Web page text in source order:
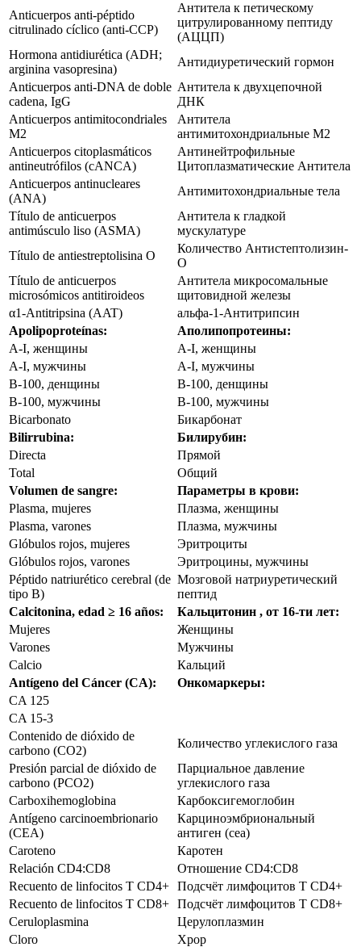
Anticuerpos anti-péptido
citrulinado cíclico (anti-CCP)
Антитела к петическому
цитрулированному пептиду
(АЦЦП)
Hormona antidiurética (ADH;
arginina vasopresina)
Антидиуретический гормон
Anticuerpos anti-DNA de doble
cadena, IgG
Антитела к двухцепочной
ДНК
Anticuerpos antimitocondriales
M2
Антитела
антимитохондриальные M2
Anticuerpos citoplasmáticos
antineutrófilos (cANCA)
Антинейтрофильные
Цитоплазматические Антитела
Anticuerpos antinucleares
(ANA)
Антимитохондриальные тела
Título de anticuerpos
antimúsculo liso (ASMA)
Антитела к гладкой
мускулатуре
Título de antiestreptolisina O
Количество Антистептолизин-
О
Título de anticuerpos
microsómicos antitiroideos
Антитела микросомальные
щитовидной железы
α1-Antitripsina (AAT)
альфа-1-Антитрипсин
Apolipoproteínas:
Аполипопротеины:
A-I, женщины
A-I, женщины
A-I, мужчины
A-I, мужчины
B-100, денщины
B-100, денщины
B-100, мужчины
B-100, мужчины
Bicarbonato
Бикарбонат
Bilirrubina:
Билирубин:
Directa
Прямой
Total
Общий
Volumen de sangre:
Параметры в крови:
Plasma, mujeres
Плазма, женщины
Plasma, varones
Плазма, мужчины
Glóbulos rojos, mujeres
Эритроциты
Glóbulos rojos, varones
Эритроцины, мужчины
Péptido natriurético cerebral (de
tipo B)
Мозговой натриуретический
пептид
Calcitonina, edad ≥ 16 años:
Кальцитонин , от 16-ти лет:
Mujeres
Женщины
Varones
Мужчины
Calcio
Кальций
Antígeno del Cáncer (CA):
Онкомаркеры:
CA 125
CA 15-3
Contenido de dióxido de
carbono (CO2)
Количество углекислого газа
Presión parcial de dióxido de
carbono (PCO2)
Парциальное давление
углекислого газа
Carboxihemoglobina
Карбоксигемоглобин
Antígeno carcinoembrionario
(CEA)
Карциноэмбриональный
антиген (сеа)
Caroteno
Каротен
Relación CD4:CD8
Отношение CD4:CD8
Recuento de linfocitos T CD4+ Подсчёт лимфоцитов Т CD4+
Recuento de linfocitos T CD8+ Подсчёт лимфоцитов Т CD8+
Ceruloplasmina
Церулоплазмин
Cloro
Хрор